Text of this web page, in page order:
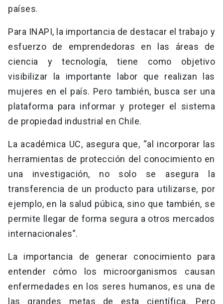
países.
Para INAPI, la importancia de destacar el trabajo y
esfuerzo de emprendedoras en las áreas de
ciencia y tecnología, tiene como objetivo
visibilizar la importante labor que realizan las
mujeres en el país. Pero también, busca ser una
plataforma para informar y proteger el sistema
de propiedad industrial en Chile.
La académica UC, asegura que, “al incorporar las
herramientas de protección del conocimiento en
una investigación, no solo se asegura la
transferencia de un producto para utilizarse, por
ejemplo, en la salud púbica, sino que también, se
permite llegar de forma segura a otros mercados
internacionales”.
La importancia de generar conocimiento para
entender cómo los microorganismos causan
enfermedades en los seres humanos, es una de
las grandes metas de esta científica. Pero